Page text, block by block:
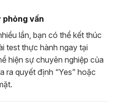
vấn
lần, bạn có thể kết thúc
test thực hành ngay tại
hiện sự chuyên nghiệp của
ra quyết định “Yes” hoặc